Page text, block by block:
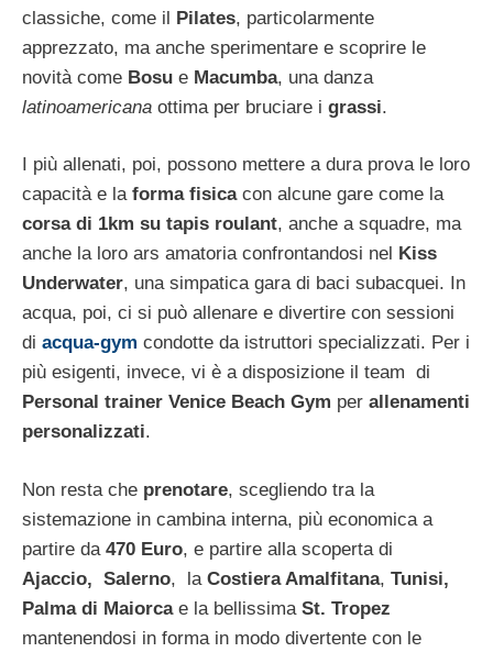
classiche, come il Pilates, particolarmente
apprezzato, ma anche sperimentare e scoprire le
novità come Bosu e Macumba, una danza
latinoamericana ottima per bruciare i grassi.
I più allenati, poi, possono mettere a dura prova le loro
capacità e laforma fisicacon alcune gare come la
corsa di 1km su tapis roulant, anche a squadre, ma
anche la loro ars amatoria confrontandosi nel
Kiss
Underwater, una simpatica gara di baci subacquei. In
acqua, poi, ci si può allenare e divertire con sessioni
di acqua-gym condotte da istruttori specializzati. Per i
più esigenti, invece, vi è a disposizione il team di
Personal trainer Venice Beach Gym per allenamenti
personalizzati.
Non resta che prenotare, scegliendo tra la
sistemazione in cambina interna, più economica a
partire da 470 Euro, e partire alla scoperta di
Ajaccio, Salerno, la Costiera Amalfitana, Tunisi,
Palma di Maiorca e la bellissima St. Tropez
mantenendosi in forma in modo divertente con le